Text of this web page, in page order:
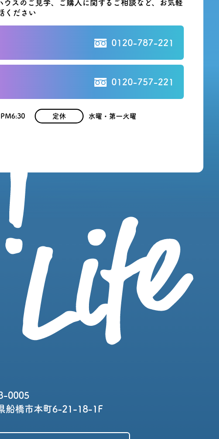
ウスのご見学、ご購入に関する ご相談など、お気軽
ください
0120-787-221
0120-757-221
定休 水曜・第一火曜
0005
船橋市本町6-21-18-1F